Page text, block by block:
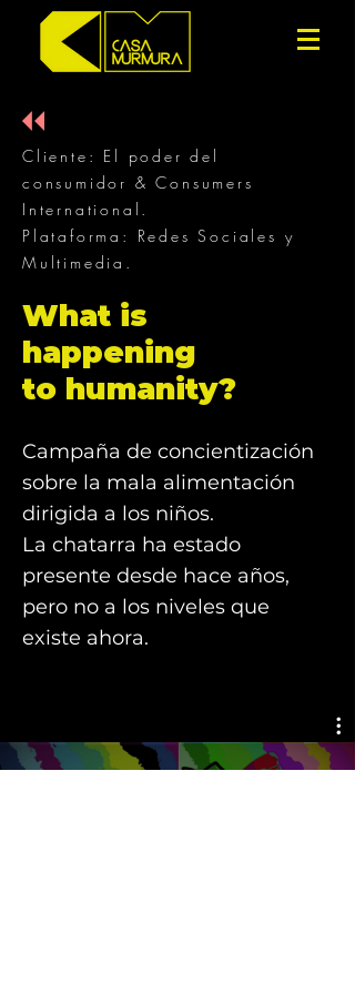
Cliente: El poder del
consumidor & Consumers
International.
Plataforma: Redes Sociales y
Multimedia.
What is
happening
to humanity?
Campaña de concientización
sobre la mala alimentación
dirigida a los niños.
La chatarra ha estado
presente desde hace años,
pero no a los niveles que
existe ahora.